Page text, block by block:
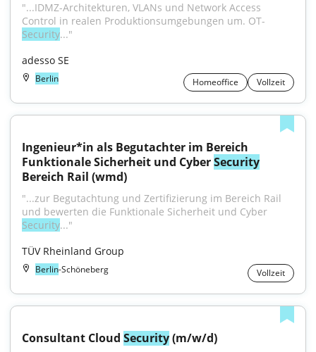
"...IDMZ-Architekturen, VLANs und Network Access
Control in realen Produktionsumgebungen um. OT-
Security..."
adesso SE
Berlin Homeoffice Vollzeit
Ingenieur*in als Begutachter im Bereich
Funktionale Sicherheit und Cyber Security
Bereich Rail (wmd)
"...zur Begutachtung und Zertifizierung im Bereich Rail
Security..."
TÜV Rheinland Group
Berlin-Schöneberg Vollzeit
Consultant Cloud Security (m/w/d)